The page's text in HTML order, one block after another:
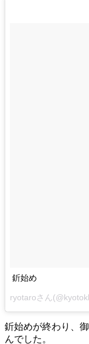
釿始め
ryotaroさん
釿始めが終わり、
んでした。